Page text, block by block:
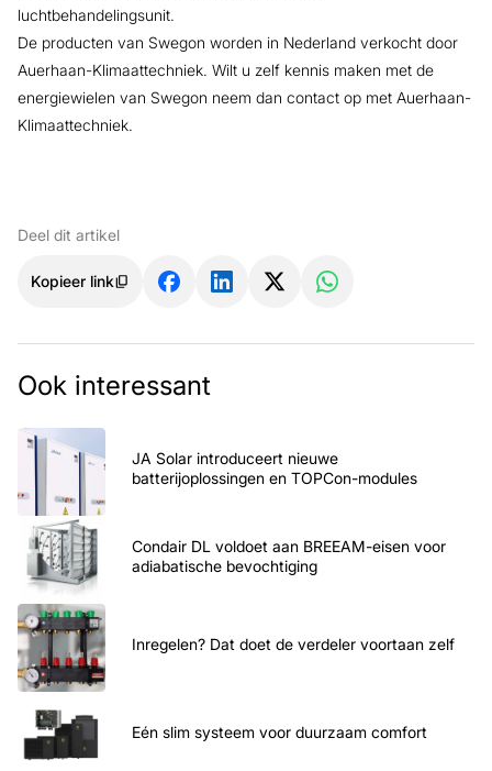
luchtbehandelingsunit.
De producten van Swegon worden in Nederland verkocht door
Auerhaan-Klimaattechniek. Wilt u zelf kennis maken met de
energiewielen van Swegon neem dan contact op met Auerhaan-
Klimaattechniek.
Deel dit artikel
Kopieer link
Ook interessant
JA Solar introduceert nieuwe
batterijoplossingen en TOPCon-modules
Condair DL voldoet aan BREEAM-eisen voor
adiabatische bevochtiging
Inregelen? Dat doet de verdeler voortaan zelf
Eén slim systeem voor duurzaam comfort